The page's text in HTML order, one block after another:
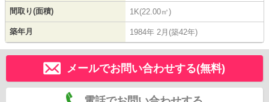
間取り(面積) 1K(22.00㎡)
築年月 1984年 2月(築42年)
メールでお問い合わせする(無料)